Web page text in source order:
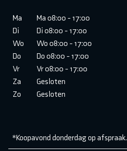
Ma
Ma 08:00 - 17:00
Di
Di 08:00 - 17:00
Wo
Wo 08:00 - 17:00
Do
Do 08:00 - 17:00
Vr
Vr 08:00 - 17:00
Za
Gesloten
Zo
Gesloten
*Koopavond donderdag op afspraak.